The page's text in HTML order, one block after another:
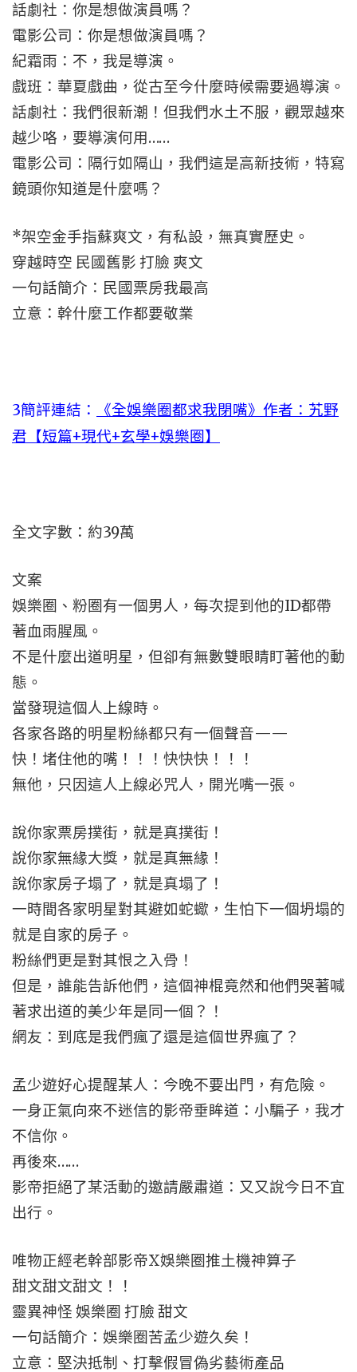
話劇社：你是想做演員嗎？
電影公司：你是想做演員嗎？
紀霜雨：不，我是導演。
戲班：華夏戲曲，從古至今什麼時候需要過導演。
話劇社：我們很新潮！但我們水土不服，觀眾越來
越少咯，要導演何用……
電影公司：隔行如隔山，我們這是高新技術，特寫
鏡頭你知道是什麼嗎？
*架空金手指蘇爽文，有私設，無真實歷史。
穿越時空 民國舊影 打臉 爽文
一句話簡介：民國票房我最高
立意：幹什麼工作都要敬業
3簡評連結：
《全娛樂圈都求我閉嘴》作者：艽野
君【短篇+現代+玄學+娛樂圈】
全文字數：約39萬
文案
娛樂圈、粉圈有一個男人，每次提到他的ID都帶
著血雨腥風。
不是什麼出道明星，但卻有無數雙眼睛盯著他的動
態。
當發現這個人上線時。
各家各路的明星粉絲都只有一個聲音——
快！堵住他的嘴！！！快快快！！！
無他，只因這人上線必咒人，開光嘴一張。
說你家票房撲街，就是真撲街！
說你家無緣大獎，就是真無緣！
說你家房子塌了，就是真塌了！
一時間各家明星對其避如蛇蠍，生怕下一個坍塌的
就是自家的房子。
粉絲們更是對其恨之入骨！
但是，誰能告訴他們，這個神棍竟然和他們哭著喊
著求出道的美少年是同一個？！
網友：到底是我們瘋了還是這個世界瘋了？
孟少遊好心提醒某人：今晚不要出門，有危險。
一身正氣向來不迷信的影帝垂眸道：小騙子，我才
不信你。
再後來……
影帝拒絕了某活動的邀請嚴肅道：又又說今日不宜
出行。
唯物正經老幹部影帝X娛樂圈推土機神算子
甜文甜文甜文！！
靈異神怪 娛樂圈 打臉 甜文
一句話簡介：娛樂圈苦孟少遊久矣！
立意：堅決抵制、打擊假冒偽劣藝術產品